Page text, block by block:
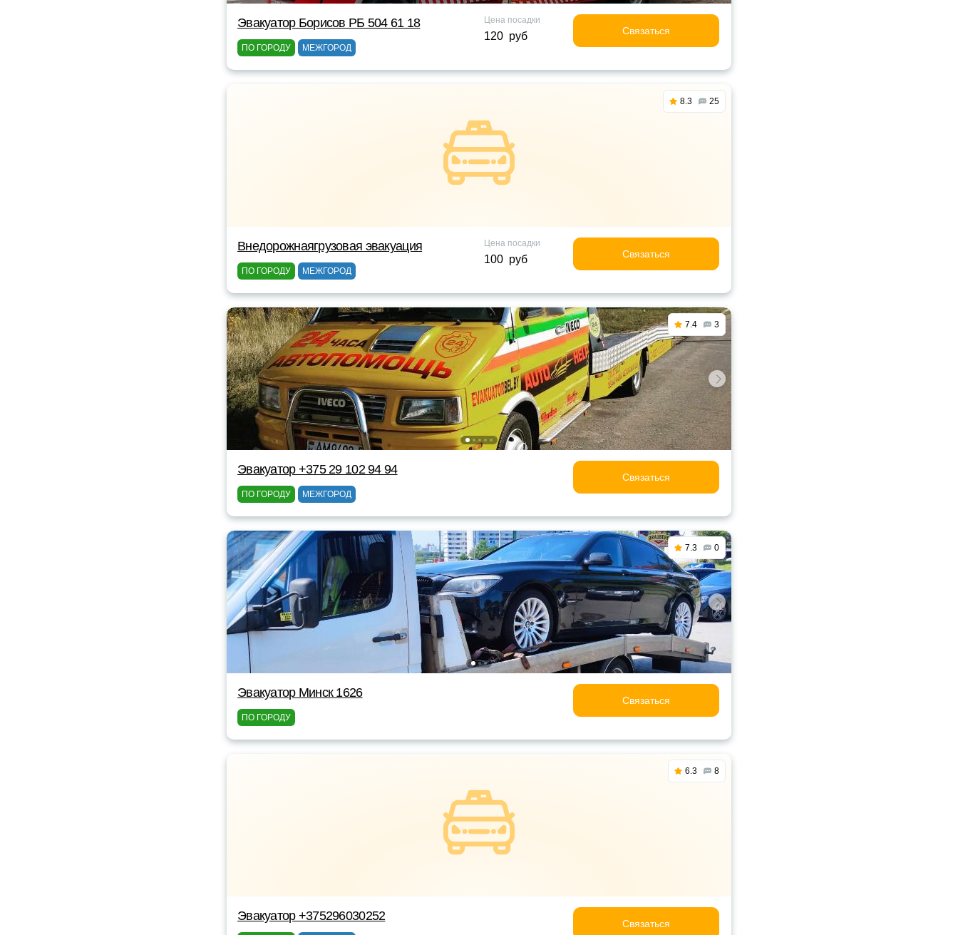
Эвакуатор Борисов РБ 504 61 18
ПО ГОРОДУ МЕЖГОРОД
Цена посадки
120 руб Связаться
8.3 25
Внедорожнаягрузовая эвакуация
ПО ГОРОДУ МЕЖГОРОД
Цена посадки
100 руб Связаться
7.4 3
Эвакуатор +375 29 102 94 94
ПО ГОРОДУ МЕЖГОРОД
Связаться
7.3 0
Эвакуатор Минск 1626
ПО ГОРОДУ
Связаться
6.3 8
Эвакуатор +375296030252
Связаться